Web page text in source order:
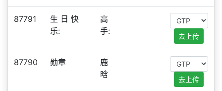
87791
生 日 快
乐:
高
手:
去上传
87790 勋章
鹿
晗
去上传